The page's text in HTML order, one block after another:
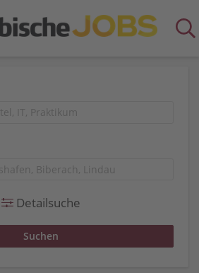
Detailsuche